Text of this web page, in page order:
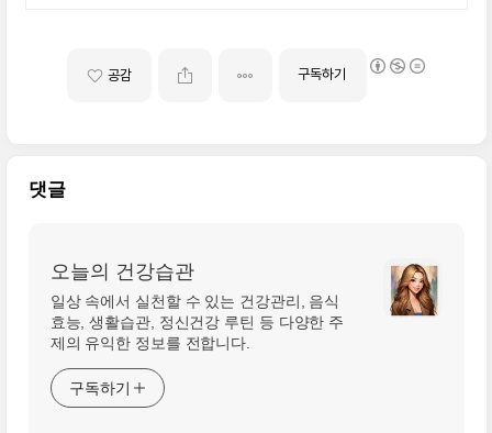
공감 구독하기
댓글
오늘의 건강습관
일상 속에서 실천할 수 있는 건강관리, 음식
효능, 생활습관, 정신건강 루틴 등 다양한 주
제의 유익한 정보를 전합니다.
구독하기